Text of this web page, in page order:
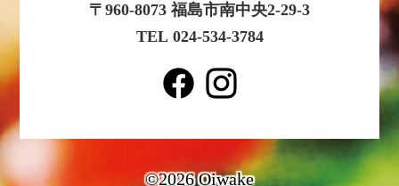
〒960-8073 福島市南中央2-29-3
TEL 024-534-3784
©2026 Oiwake